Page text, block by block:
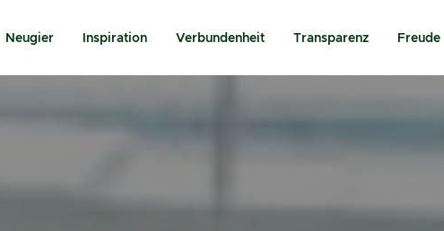
Neugier Inspiration Verbundenheit Transparenz Freude